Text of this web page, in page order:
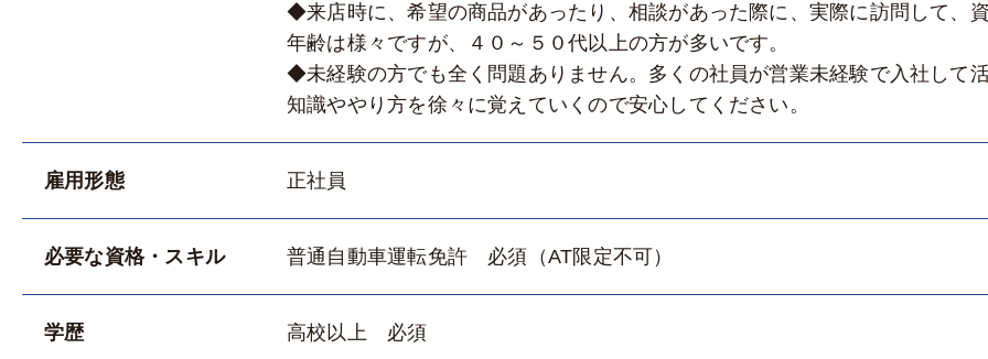
◆来店時に、希望の商品があったり、相談があった際に、実際に訪問して、
年齢は様々ですが、４０～５０代以上の方が多いです。
◆未経験の方でも全く問題ありません。多くの社員が営業未経験で入社して
知識ややり方を徐々に覚えていくので安心してください。
雇用形態 正社員
必要な資格・スキル 普通自動車運転免許 必須（AT限定不可）
学歴 高校以上 必須